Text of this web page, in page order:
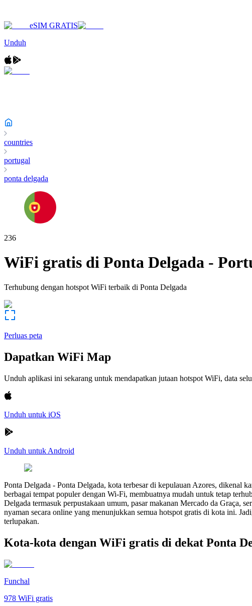
eSIM GRATIS
Unduh
countries
portugal
ponta delgada
236
WiFi gratis di Ponta Delgada -
Terhubung dengan hotspot WiFi terbaik di Ponta Delgada
Perluas peta
Dapatkan WiFi Map
Unduh aplikasi ini sekarang untuk mendapatkan jutaan hotspot WiFi, data
Unduh untuk iOS
Unduh untuk Android
Ponta Delgada - Ponta Delgada, kota terbesar di kepulauan Azores, dikenal
berbagai tempat populer dengan Wi-Fi, membuatnya mudah untuk tetap
Delgada termasuk perpustakaan umum, pasar makanan Mercado da Graça,
nyaman secara online yang menunjukkan semua hotspot gratis di kota ini.
terlupakan.
Kota-kota dengan WiFi gratis di dekat Ponta
Funchal
978 WiFi gratis